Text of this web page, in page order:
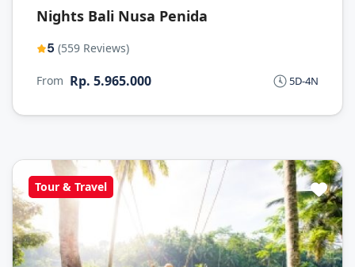
Nights Bali Nusa Penida
5 (559 Reviews)
5D-4N
From Rp. 5.965.000
Tour & Travel